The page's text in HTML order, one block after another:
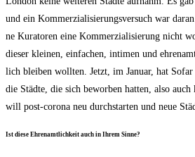
und ein Kom­mer­zia­li­sie­rungs­ver­such war
ne Kura­to­ren eine Kom­mer­zia­li­sie­rung nicht
die­ser klei­nen, ein­fa­chen, inti­men und
lich blei­ben woll­ten. Jetzt, im Janu­ar, hat Sofar
die Städ­te, die sich bewor­ben hat­ten, also
will post-coro­na neu durch­star­ten und neue
Ist die­se Ehren­amt­lich­keit auch in Ihrem Sinne?